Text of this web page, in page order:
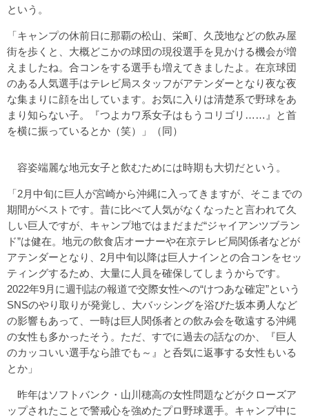
という。
「キャンプの休前日に那覇の松山、栄町、久茂地などの飲み屋
街を歩くと、大概どこかの球団の現役選手を見かける機会が増
えましたね。合コンをする選手も増えてきましたよ。在京球団
のある人気選手はテレビ局スタッフがアテンダーとなり夜な夜
な集まりに顔を出しています。お気に入りは清楚系で野球をあ
まり知らない子。『つよカワ系女子はもうコリゴリ……』と首
を横に振っているとか（笑）」（同）
容姿端麗な地元女子と飲むためには時期も大切だという。
「2月中旬に巨人が宮崎から沖縄に入ってきますが、そこまでの
期間がベストです。昔に比べて人気がなくなったと言われて久
しい巨人ですが、キャンプ地ではまだまだ“ジャイアンツブラン
ド”は健在。地元の飲食店オーナーや在京テレビ局関係者などが
アテンダーとなり、2月中旬以降は巨人ナインとの合コンをセッ
ティングするため、大量に人員を確保してしまうからです。
2022年9月に週刊誌の報道で交際女性への“けつあな確定”という
SNSのやり取りが発覚し、大バッシングを浴びた坂本勇人など
の影響もあって、一時は巨人関係者との飲み会を敬遠する沖縄
の女性も多かったそう。ただ、すでに過去の話なのか、『巨人
のカッコいい選手なら誰でも～』と呑気に返事する女性もいる
とか」
昨年はソフトバンク・山川穂高の女性問題などがクローズア
ップされたことで警戒心を強めたプロ野球選手。キャンプ中に